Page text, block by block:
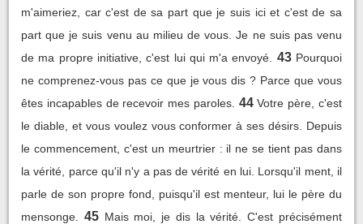
m'aimeriez, car c'est de sa part que je suis ici et c'est de sa
part que je suis venu au milieu de vous. Je ne suis pas venu
de ma propre initiative, c'est lui qui m'a envoyé.
43 Pourquoi
ne comprenez-vous pas ce que je vous dis ? Parce que vous
êtes incapables de recevoir mes paroles. 44 Votre père, c'est
le diable, et vous voulez vous conformer à ses désirs. Depuis
le commencement, c'est un meurtrier : il ne se tient pas dans
la vérité, parce qu'il n'y a pas de vérité en lui. Lorsqu'il ment, il
parle de son propre fond, puisqu'il est menteur, lui le père du
mensonge.
45 Mais moi, je dis la vérité. C'est précisément